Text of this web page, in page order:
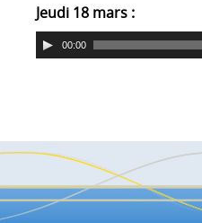
Jeudi 18 mars :
00:00